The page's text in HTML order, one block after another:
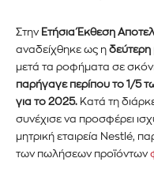
Στην Ετήσια Έκθεση
αναδείχθηκε ως η δεύτερη
μετά τα ροφήματα σε
παρήγαγε περίπου το 1/5
για το 2025. Κατά τη
συνέχισε να προσφέρει
μητρική εταιρεία Nestlé,
των πωλήσεων προϊόντων